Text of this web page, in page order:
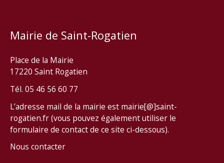
Mairie de Saint-Rogatien
Place de la Mairie
17220 Saint Rogatien
Tél. 05 46 56 60 77
L’adresse mail de la mairie est mairie[@]saint-
rogatien.fr (vous pouvez également utiliser le
formulaire de contact de ce site ci-dessous).
Nous contacter